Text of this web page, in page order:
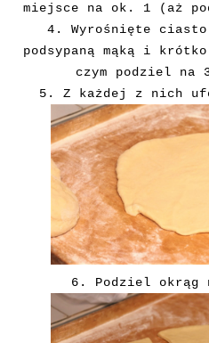
miejsce na ok. 1 (aż
4. Wyrośnięte
podsypaną mąką i
czym podziel na
5. Z każdej z nich
6. Podziel okrąg